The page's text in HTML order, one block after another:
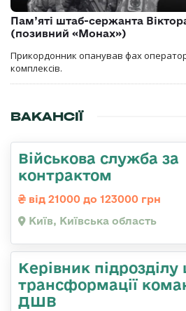
Пам’яті штаб-сержанта
(позивний «Монах»)
Прикордонник опанував фах
комплексів.
ВАКАНСІЇ
Військова служба за
контрактом
від 21000 до 123000 грн
Київ, Київська область
Керівник
трансформації
ДШВ